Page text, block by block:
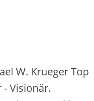
W. Krueger Top
- Visionär.